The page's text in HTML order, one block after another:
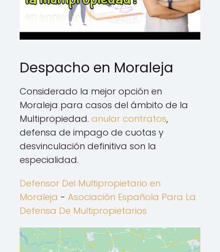
Despacho en Moraleja
Considerado la mejor opción en
Moraleja para casos del ámbito de la
Multipropiedad. anular contratos,
defensa de impago de cuotas y
desvinculación definitiva son la
especialidad.
Defensor Del Multipropietario en
Moraleja - Asociación Española Para La
Defensa De Multipropietarios